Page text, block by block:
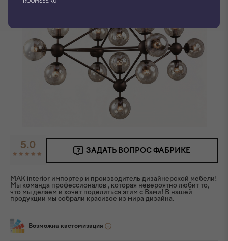
5.0 ЗАДАТЬ ВОПРОС ФАБРИКЕ
MAK interior импортер и производитель дизайнерской мебели!
Мы команда профессионалов , которая невероятно любит то,
что мы делаем и хочет поделиться этим с Вами! В нашей
продукции мы собрали красивое из мира дизайна.
Возможна кастомизация